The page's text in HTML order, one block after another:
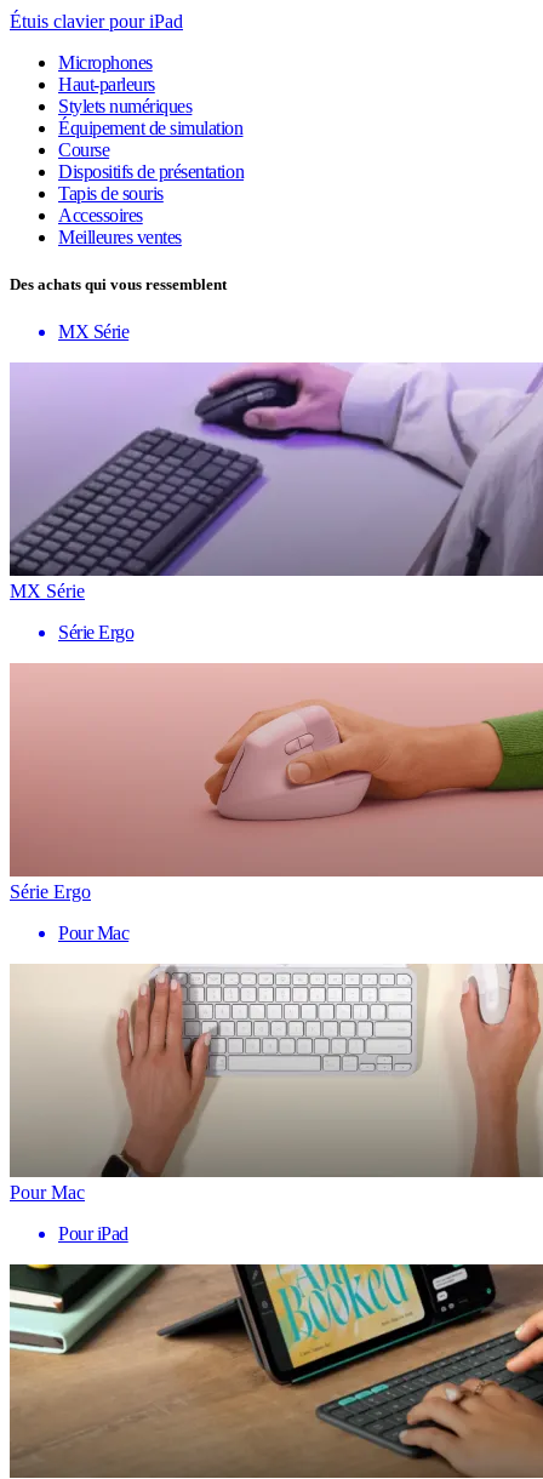
Étuis clavier pour iPad
Microphones
Haut-parleurs
Stylets numériques
Équipement de simulation
Course
Dispositifs de présentation
Tapis de souris
Accessoires
Meilleures ventes
Des achats qui vous ressemblent
MX Série
MX Série
Série Ergo
Série Ergo
Pour Mac
Pour Mac
Pour iPad